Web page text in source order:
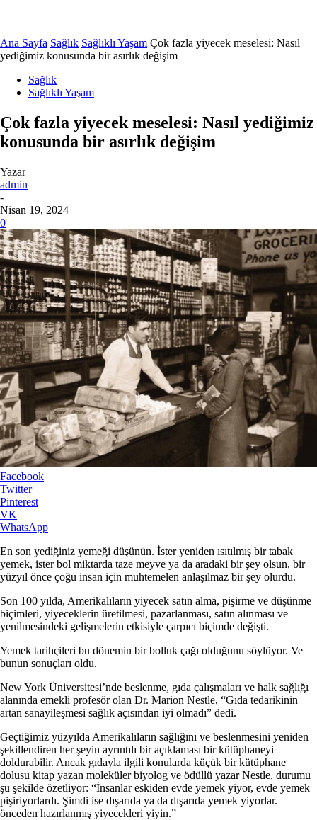
Ana Sayfa Sağlık Sağlıklı Yaşam Çok fazla yiyecek meselesi: Nasıl
yediğimiz konusunda bir asırlık değişim
Sağlık
Sağlıklı Yaşam
Çok fazla yiyecek meselesi: Nasıl yediğimiz
konusunda bir asırlık değişim
Yazar
admin
-
Nisan 19, 2024
0
Facebook
Twitter
Pinterest
VK
WhatsApp
En son yediğiniz yemeği düşünün. İster yeniden ısıtılmış bir tabak
yemek, ister bol miktarda taze meyve ya da aradaki bir şey olsun, bir
yüzyıl önce çoğu insan için muhtemelen anlaşılmaz bir şey olurdu.
Son 100 yılda, Amerikalıların yiyecek satın alma, pişirme ve düşünme
biçimleri, yiyeceklerin üretilmesi, pazarlanması, satın alınması ve
yenilmesindeki gelişmelerin etkisiyle çarpıcı biçimde değişti.
Yemek tarihçileri bu dönemin bir bolluk çağı olduğunu söylüyor. Ve
bunun sonuçları oldu.
New York Üniversitesi’nde beslenme, gıda çalışmaları ve halk sağlığı
alanında emekli profesör olan Dr. Marion Nestle, “Gıda tedarikinin
artan sanayileşmesi sağlık açısından iyi olmadı” dedi.
Geçtiğimiz yüzyılda Amerikalıların sağlığını ve beslenmesini yeniden
şekillendiren her şeyin ayrıntılı bir açıklaması bir kütüphaneyi
doldurabilir. Ancak gıdayla ilgili konularda küçük bir kütüphane
dolusu kitap yazan moleküler biyolog ve ödüllü yazar Nestle, durumu
şu şekilde özetliyor: “İnsanlar eskiden evde yemek yiyor, evde yemek
pişiriyorlardı. Şimdi ise dışarıda ya da dışarıda yemek yiyorlar.
önceden hazırlanmış yiyecekleri yiyin.”